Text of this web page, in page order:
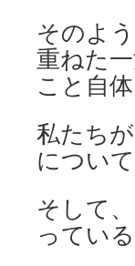
そのよ
重ねた
こと自
私たち
につい
そして
ってい